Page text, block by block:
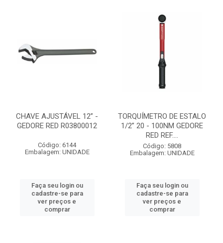
CHAVE AJUSTÁVEL 12” -
GEDORE RED R03800012
Código: 6144
Embalagem: UNIDADE
Faça seu login ou
cadastre-se para
ver preços e
comprar
TORQUÍMETRO DE ESTALO
1/2” 20 - 100NM GEDORE
RED REF....
Código: 5808
Embalagem: UNIDADE
Faça seu login ou
cadastre-se para
ver preços e
comprar